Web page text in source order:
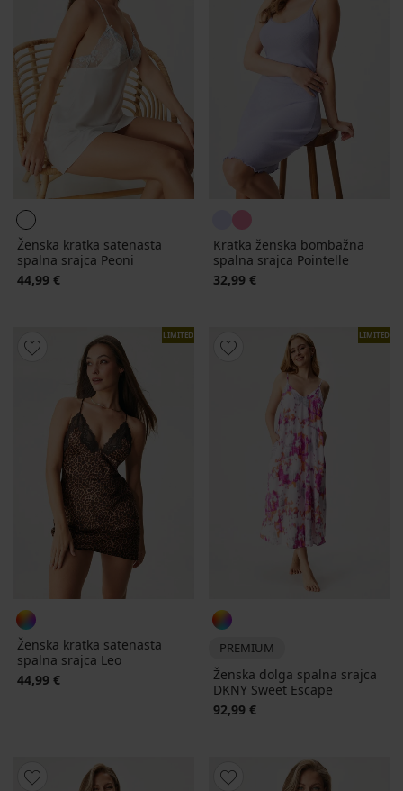
Ženska kratka satenasta
spalna srajca Peoni
44,99 €
Kratka ženska bombažna
spalna srajca Pointelle
32,99 €
LIMITED
Ženska kratka satenasta
spalna srajca Leo
44,99 €
LIMITED
PREMIUM
Ženska dolga spalna srajca
DKNY Sweet Escape
92,99 €